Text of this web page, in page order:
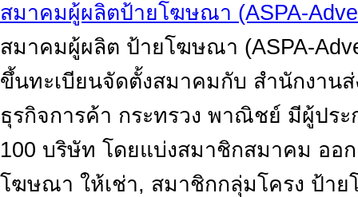
สมาคมผู้ผลิตป้ายโฆษณา (ASPA-
สมาคมผู้ผลิต ป้ายโฆษณา (ASPA-
ขึ้นทะเบียนจัดตั้งสมาคมกับ สำนักงาน
ธุรกิจการค้า กระทรวง พาณิชย์ มีผู้ปร
100 บริษัท โดยแบ่งสมาชิกสมาคม ออ
โฆษณา ให้เช่า, สมาชิกกลุ่มโครง ป้า